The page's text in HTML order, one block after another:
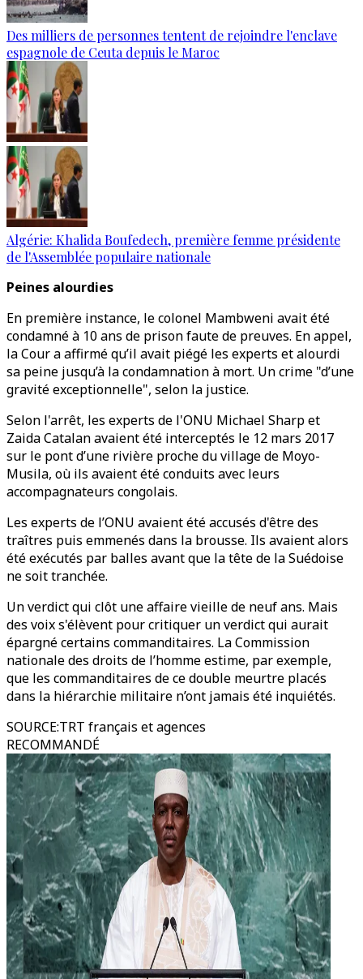
Des milliers de personnes tentent de rejoindre l'enclave
espagnole de Ceuta depuis le Maroc
Algérie: Khalida Boufedech, première femme présidente
de l'Assemblée populaire nationale
Peines alourdies
En première instance, le colonel Mambweni avait été
condamné à 10 ans de prison faute de preuves. En appel,
la Cour a affirmé qu’il avait piégé les experts et alourdi
sa peine jusqu’à la condamnation à mort. Un crime "d’une
gravité exceptionnelle", selon la justice.
Selon l'arrêt, les experts de l'ONU Michael Sharp et
Zaida Catalan avaient été interceptés le 12 mars 2017
sur le pont d’une rivière proche du village de Moyo-
Musila, où ils avaient été conduits avec leurs
accompagnateurs congolais.
Les experts de l’ONU avaient été accusés d'être des
traîtres puis emmenés dans la brousse. Ils avaient alors
été exécutés par balles avant que la tête de la Suédoise
ne soit tranchée.
Un verdict qui clôt une affaire vieille de neuf ans. Mais
des voix s'élèvent pour critiquer un verdict qui aurait
épargné certains commanditaires. La Commission
nationale des droits de l’homme estime, par exemple,
que les commanditaires de ce double meurtre placés
dans la hiérarchie militaire n’ont jamais été inquiétés.
SOURCE:TRT français et agences
RECOMMANDÉ